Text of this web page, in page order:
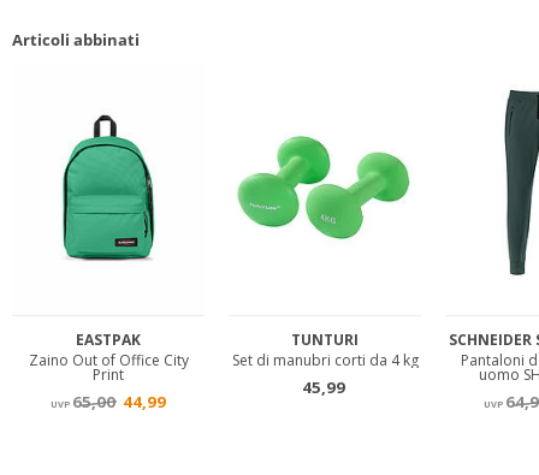
Articoli abbinati